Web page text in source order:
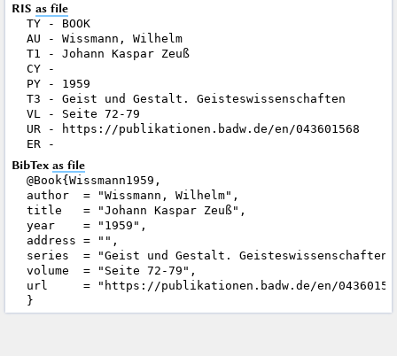
RIS as file
TY - BOOK
AU - Wissmann, Wilhelm
T1 - Johann Kaspar Zeuß
CY -
PY - 1959
T3 - Geist und Gestalt. Geisteswissenschaften
VL - Seite 72-79
UR - https://publikationen.badw.de/en/043601568
BibTex as file
@Book{Wissmann1959,
author  = "Wissmann, Wilhelm",
title   = "Johann Kaspar Zeuß",
year    = "1959",
address = "",
series  = "Geist und Gestalt.
volume  = "Seite 72-79",
url     = "https://publikationen.badw.de/en/